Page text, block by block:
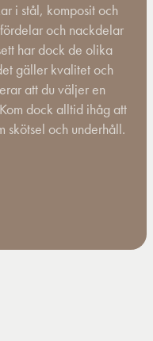
i stål, komposit och
och nackdelar
har dock de olika
gäller kvalitet och
att du väljer en
dock alltid ihåg att
skötsel och underhåll.